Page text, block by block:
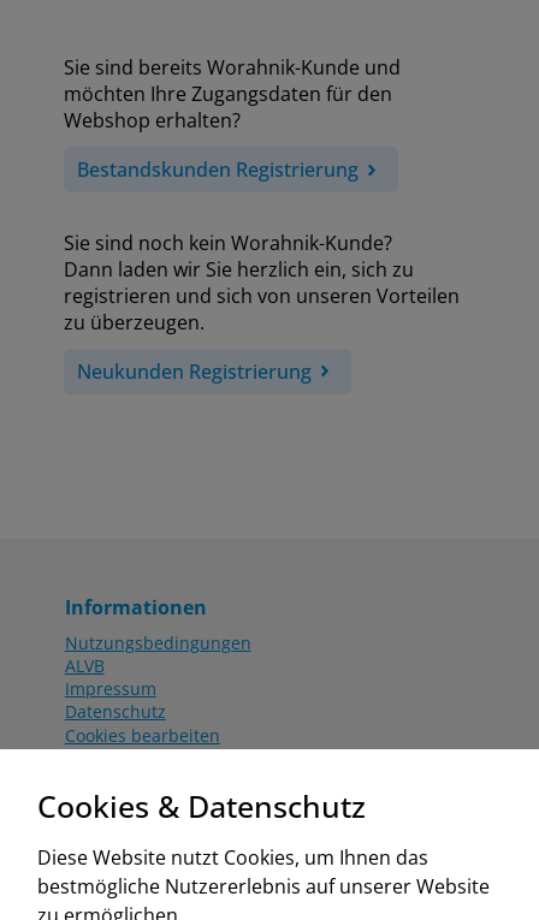
Sie sind bereits Worahnik-Kunde und
möchten Ihre Zugangsdaten für den
Webshop erhalten?
Bestandskunden Registrierung
Sie sind noch kein Worahnik-Kunde?
Dann laden wir Sie herzlich ein, sich zu
registrieren und sich von unseren Vorteilen
zu überzeugen.
Neukunden Registrierung
Informationen
Nutzungsbedingungen
ALVB
Impressum
Datenschutz
Cookies bearbeiten
Aktionsbedingungen
www.worahnik.at
Zentrale Köttlach
Cookies & Datenschutz
Diese Website nutzt Cookies, um Ihnen das
bestmögliche Nutzererlebnis auf unserer Website